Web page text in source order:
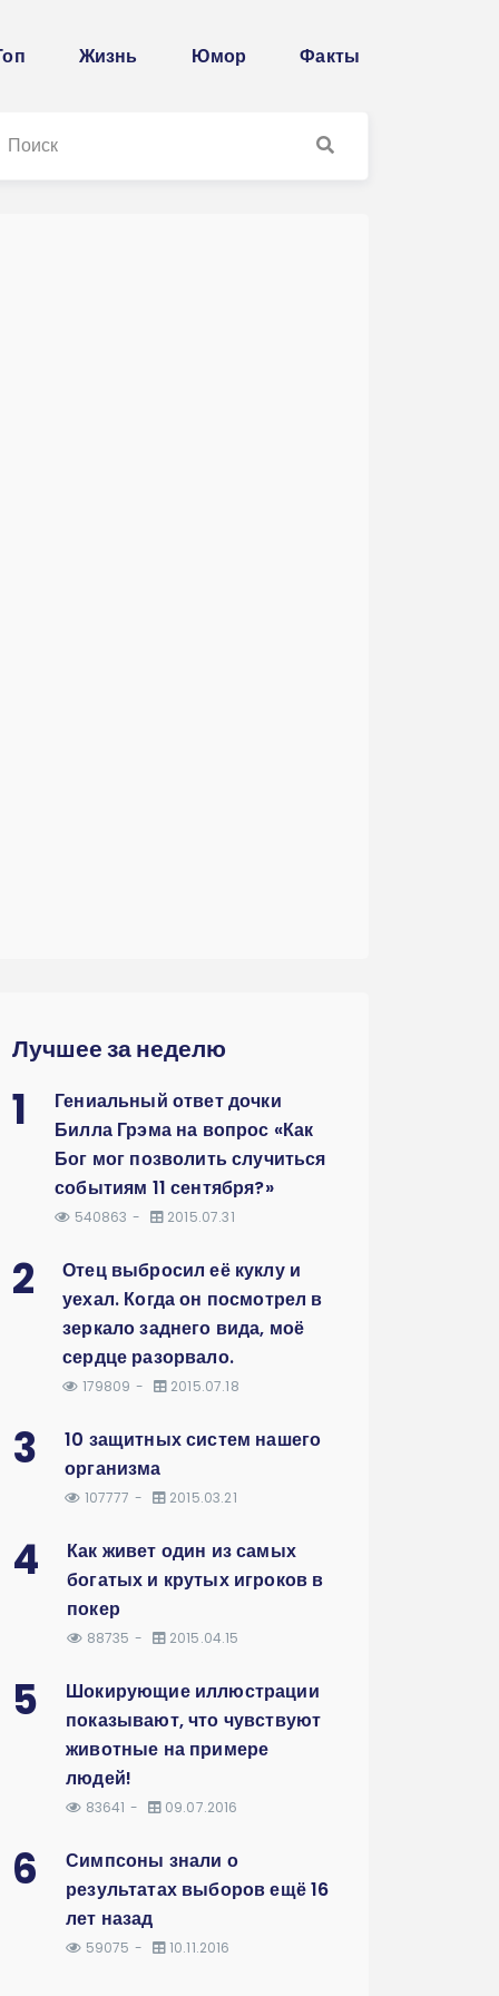
Жизнь Юмор Факты
Лучшее за неделю
1
Гениальный ответ дочки
Билла Грэма на вопрос «Как
Бог мог позволить случиться
событиям 11 сентября?»
540863 2015.07.31
2
Отец выбросил её куклу и
уехал. Когда он посмотрел в
зеркало заднего вида, моё
сердце разорвало.
179809 2015.07.18
3
10 защитных систем нашего
организма
107777 2015.03.21
4
Как живет один из самых
богатых и крутых игроков в
покер
88735 2015.04.15
5
Шокирующие иллюстрации
показывают, что чувствуют
животные на примере
людей!
83641 09.07.2016
6
Симпсоны знали о
результатах выборов ещё 16
лет назад
59075 10.11.2016